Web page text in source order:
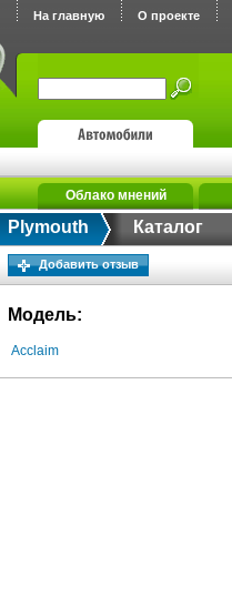
На главную О проекте
Облако мнений
Plymouth Каталог
Добавить отзыв
Модель:
Acclaim